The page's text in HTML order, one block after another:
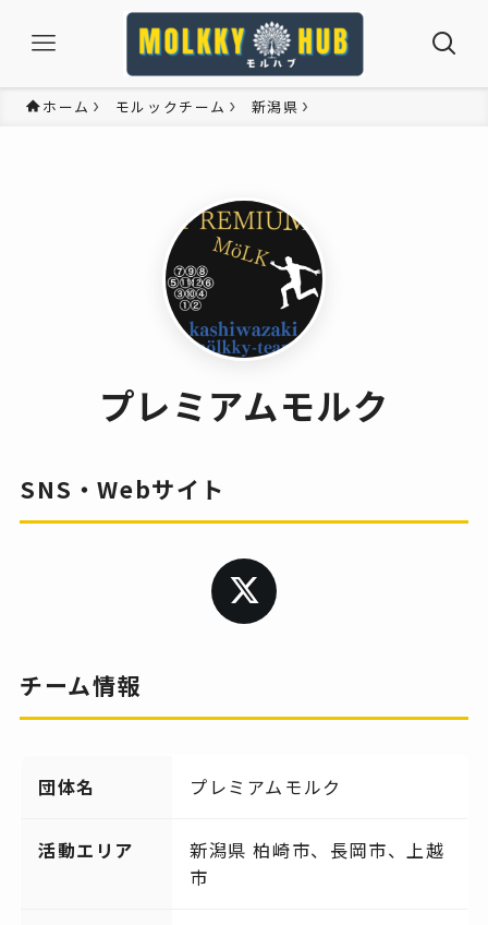
ホーム モルックチーム 新潟県
プレミアムモルク
SNS・Webサイト
チーム情報
団体名 プレミアムモルク
活動エリア
新潟県 柏崎市、長岡市、上越
市